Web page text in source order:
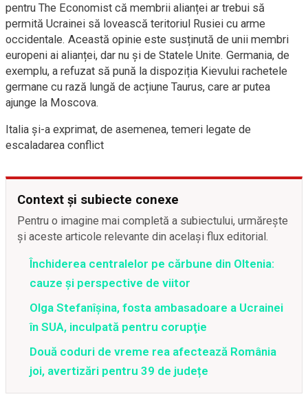
pentru The Economist că membrii alianței ar trebui să
permită Ucrainei să lovească teritoriul Rusiei cu arme
occidentale. Această opinie este susținută de unii membri
europeni ai alianței, dar nu și de Statele Unite. Germania, de
exemplu, a refuzat să pună la dispoziția Kievului rachetele
germane cu rază lungă de acțiune Taurus, care ar putea
ajunge la Moscova.
Italia și-a exprimat, de asemenea, temeri legate de
escaladarea conflict
Context și subiecte conexe
Pentru o imagine mai completă a subiectului, urmărește
și aceste articole relevante din același flux editorial.
Închiderea centralelor pe cărbune din Oltenia:
cauze și perspective de viitor
Olga Stefanîşina, fosta ambasadoare a Ucrainei
în SUA, inculpată pentru corupţie
Două coduri de vreme rea afectează România
joi, avertizări pentru 39 de județe